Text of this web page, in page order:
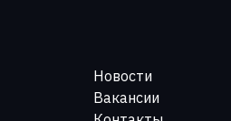
Новости
Вакансии